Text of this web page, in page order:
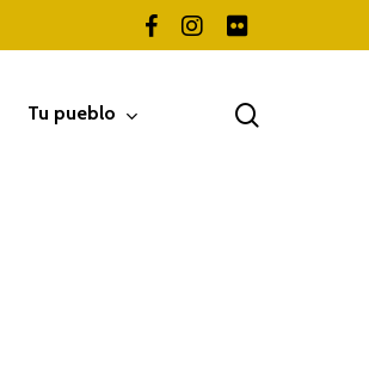
facebookinstagram
flickr
Tu pueblo